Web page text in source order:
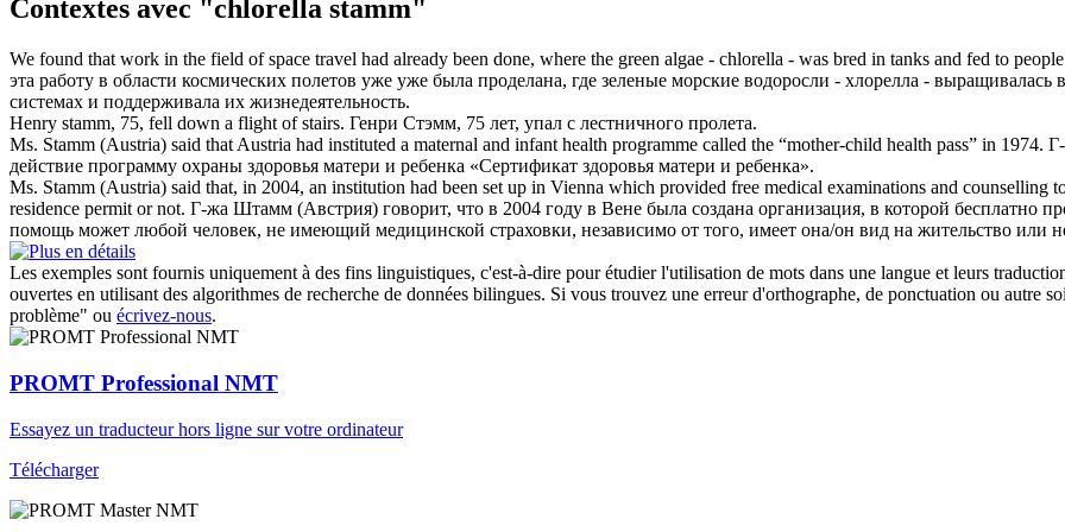
Contextes avec "chlorella stamm"
We found that work in the field of space travel had already been done, where the green algae - chlorella - was bred in tanks and fed to
эта работу в области космических полетов уже уже была проделана, где зеленые морские водоросли - хлорелла - выращивалась
системах и поддерживала их жизнедеятельность.
Henry stamm, 75, fell down a flight of stairs. Генри Стэмм, 75 лет, упал с лестничного пролета.
Ms. Stamm (Austria) said that Austria had instituted a maternal and infant health programme called the “mother-child health pass” in 1974.
действие программу охраны здоровья матери и ребенка «Сертификат здоровья матери и ребенка».
Ms. Stamm (Austria) said that, in 2004, an institution had been set up in Vienna which provided free medical examinations and counselling
residence permit or not. Г-жа Штамм (Австрия) говорит, что в 2004 году в Вене была создана организация, в которой бесплатно
помощь может любой человек, не имеющий медицинской страховки, независимо от того, имеет она/он вид на жительство или
Les exemples sont fournis uniquement à des fins linguistiques, c'est-à-dire pour étudier l'utilisation de mots dans une langue et leurs
ouvertes en utilisant des algorithmes de recherche de données bilingues. Si vous trouvez une erreur d'orthographe, de ponctuation ou
problème" ou écrivez-nous.
PROMT Professional NMT
Essayez un traducteur hors ligne sur votre ordinateur
Télécharger